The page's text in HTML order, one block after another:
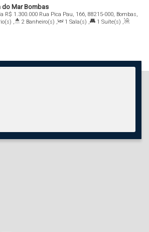
do Mar Bombas
R$ 1.300.000 Rua Pica Pau, 166, 88215-000, Bombas,
Catarina, Brasil
, 2 Banheiro(s) , 1 Sala(s) , 1 Suíte(s) ,